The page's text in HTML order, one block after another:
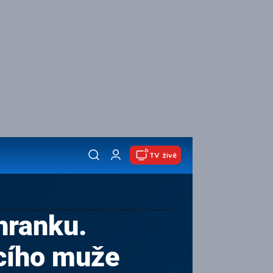
TV živě
muže